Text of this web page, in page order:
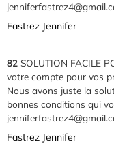
Fastrez Jennifer
82 SOLUTION FACILE
votre compte pour vos
Nous avons juste la
bonnes conditions qui
Fastrez Jennifer